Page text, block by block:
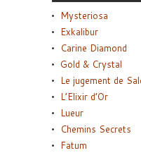
Mysteriosa
Exkalibur
Carine Diamond
Gold & Crystal
Le jugement de
L’Elixir d’Or
Lueur
Chemins Secrets
Fatum